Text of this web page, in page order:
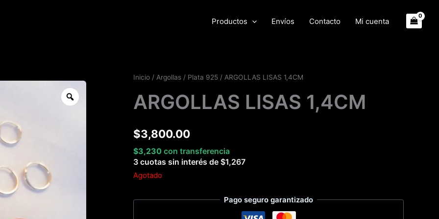
Productos Envíos Contacto Mi cuenta
Zoom
Inicio / Argollas / Plata 925 / ARGOLLAS LISAS 1,4CM
ARGOLLAS LISAS 1,4CM
$3,800.00
$3,230 con transferencia
3 cuotas sin interés de $1,267
Agotado
Pago seguro garantizado